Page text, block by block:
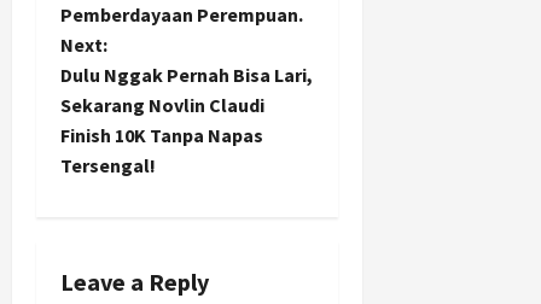
t
n
a
v
g
Pemberdayaan Perempuan.
Next:
Dulu Nggak Pernah Bisa Lari,
Sekarang Novlin Claudi
Finish 10K Tanpa Napas
Tersengal!
Leave a Reply